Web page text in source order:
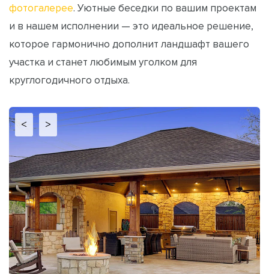
фотогалерее. Уютные беседки по вашим проектам
и в нашем исполнении — это идеальное решение,
которое гармонично дополнит ландшафт вашего
участка и станет любимым уголком для
круглогодичного отдыха.
< >